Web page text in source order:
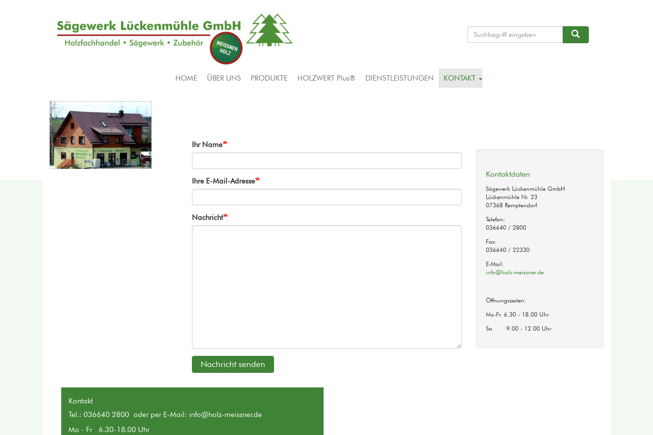
Suche Suche
navigation
HOME ÜBER UNS PRODUKTE HOLZWERT Plus® DIENSTLEISTUNGEN KONTAKT
Ihr Name
Ihre E-Mail-Adresse
Nachricht
Nachricht senden
Kontaktdaten
Sägewerk Lückenmühle GmbH
Lückenmühle Nr. 23
07368 Remptendorf
Telefon:
036640 / 2800
Fax:
036640 / 22330
E-Mail:
info@holz-meissner.de
Öffnungszeiten:
Mo-Fr. 6.30 - 18.00 Uhr
Sa 9.00 - 12.00 Uhr
Kontakt
Tel.: 036640 2800 oder per E-Mail: info@holz-meissner.de
Mo - Fr 6.30-18.00 Uhr